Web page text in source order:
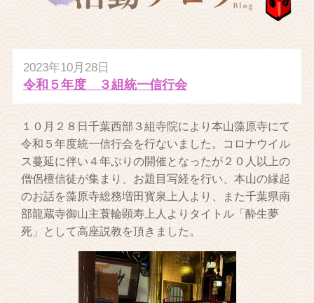
2023年10月28日
令和５年度 ３組統一信行会
１０月２８日千葉西部３組寺院により本山藻原寺にて
令和５年度統一信行会を行ないました。コロナウイル
ス蔓延に伴い４年ぶりの開催となったが２０人以上の
僧侶檀信徒が集まり、お題目写経を行い、本山の縁起
のお話を藻原寺総務増田寳泉上人より、また千葉県南
部龍蔵寺御山主蓑輪顕寿上人よりタイトル「酔生夢
死」として高座説教を頂きました。